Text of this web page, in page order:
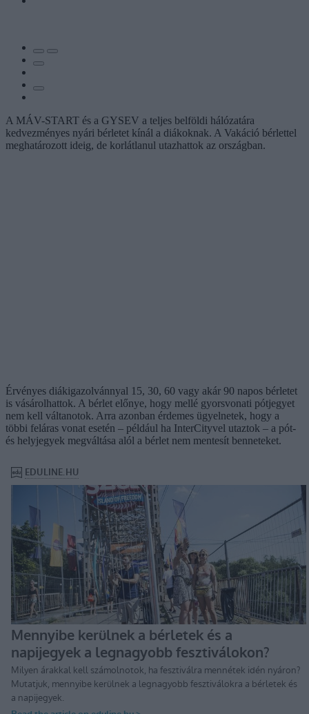
A MÁV-START és a GYSEV a teljes belföldi hálózatára
kedvezményes nyári bérletet kínál a diákoknak. A Vakáció bérlettel
meghatározott ideig, de korlátlanul utazhattok az országban.
Érvényes diákigazolvánnyal 15, 30, 60 vagy akár 90 napos bérletet
is vásárolhattok. A bérlet előnye, hogy mellé gyorsvonati pótjegyet
nem kell váltanotok. Arra azonban érdemes ügyelnetek, hogy a
többi feláras vonat esetén – például ha InterCityvel utaztok – a pót-
és helyjegyek megváltása alól a bérlet nem mentesít benneteket.